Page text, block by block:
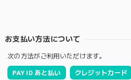
お支払い方法について
次の方法がご利用いただけます。
PAY ID あと払い クレジットカード